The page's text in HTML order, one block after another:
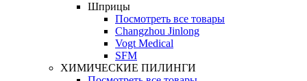
Шприцы
Посмотреть все товары
Changzhou Jinlong
Vogt Medical
SFM
ХИМИЧЕСКИЕ ПИЛИНГИ